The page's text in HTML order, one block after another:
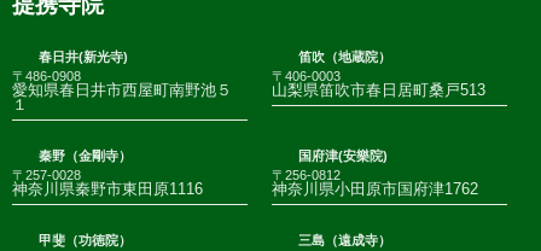
春日井(新光寺)
〒486-0908
愛知県春日井市西屋町南野池５
１
笛吹（地蔵院）
〒406-0003
山梨県笛吹市春日居町桑戸513
秦野（金剛寺）
〒257-0028
神奈川県秦野市東田原1116
国府津(安樂院)
〒256-0812
神奈川県小田原市国府津1762
甲斐（功徳院）
三島（遠成寺）